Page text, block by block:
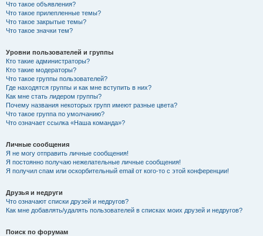
Что такое объявления?
Что такое прилепленные темы?
Что такое закрытые темы?
Что такое значки тем?
Уровни пользователей и группы
Кто такие администраторы?
Кто такие модераторы?
Что такое группы пользователей?
Где находятся группы и как мне вступить в них?
Как мне стать лидером группы?
Почему названия некоторых групп имеют разные цвета?
Что такое группа по умолчанию?
Что означает ссылка «Наша команда»?
Личные сообщения
Я не могу отправить личные сообщения!
Я постоянно получаю нежелательные личные сообщения!
Я получил спам или оскорбительный email от кого-то с этой конференции!
Друзья и недруги
Что означают списки друзей и недругов?
Как мне добавлять/удалять пользователей в списках моих друзей и недругов?
Поиск по форумам